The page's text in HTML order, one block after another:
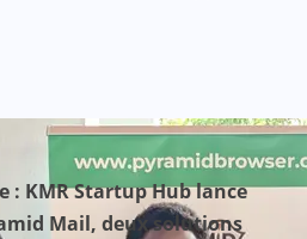
: KMR Startup Hub lance
Mail, deux solutions